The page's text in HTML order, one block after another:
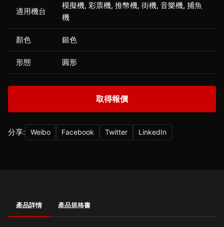
適用機台
模擬機, 彩票機, 推幣機, 街機, 音樂機, 捕魚
機
顏色 銀色
形態 圓形
取得報價
分享: Weibo Facebook Twitter LinkedIn
產品詳情 產品規格書